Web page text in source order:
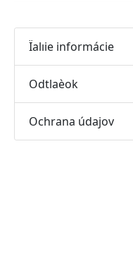
Ïalıie informácie
Odtlaèok
Ochrana údajov